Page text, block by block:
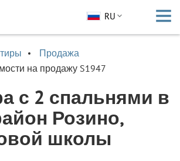
RU
Продажа
на продажу S1947
с 2 спальнями в
Розино,
школы